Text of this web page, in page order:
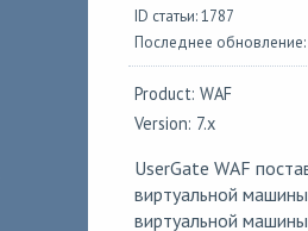
ID статьи: 1787
Последнее обновление:
Product: WAF
Version: 7.x
UserGate WAF
виртуальной
виртуальной